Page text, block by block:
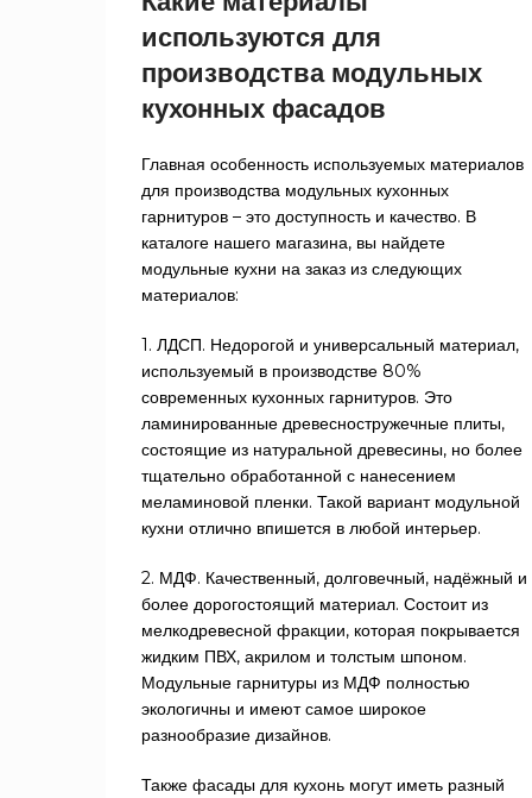
используются для
производства модульных
кухонных фасадов
Главная особенность используемых материалов
для производства модульных кухонных
гарнитуров – это доступность и качество. В
каталоге нашего магазина, вы найдете
модульные кухни на заказ из следующих
материалов:
1. ЛДСП. Недорогой и универсальный материал,
используемый в производстве 80%
современных кухонных гарнитуров. Это
ламинированные древесностружечные плиты,
состоящие из натуральной древесины, но более
тщательно обработанной с нанесением
меламиновой пленки. Такой вариант модульной
кухни отлично впишется в любой интерьер.
2. МДФ. Качественный, долговечный, надёжный и
более дорогостоящий материал. Состоит из
мелкодревесной фракции, которая покрывается
жидким ПВХ, акрилом и толстым шпоном.
Модульные гарнитуры из МДФ полностью
экологичны и имеют самое широкое
разнообразие дизайнов.
Также фасады для кухонь могут иметь разный